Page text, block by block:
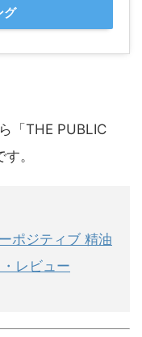
グ
「THE PUBLIC
。
ポジティブ 精油
レビュー